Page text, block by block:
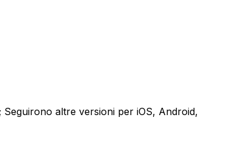
altre versioni per iOS, Android,